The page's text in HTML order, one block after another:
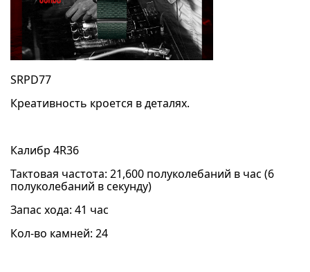
SRPD77
Креативность кроется в деталях.
Калибр 4R36
Тактовая частота: 21,600 полуколебаний в час (6
полуколебаний в секунду)
Запас хода: 41 час
Кол-во камней: 24